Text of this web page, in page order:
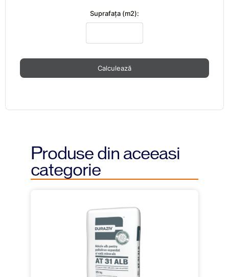
Suprafaţa (m2):
Calculează
Produse din aceeasi
categorie